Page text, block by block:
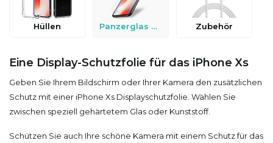
Hüllen Panzerglas & Schutzfolien Zubehör
Eine Display-Schutzfolie für das iPhone Xs
Geben Sie Ihrem Bildschirm oder Ihrer Kamera den zusätzlichen
Schutz mit einer iPhone Xs Displayschutzfolie. Wählen Sie
zwischen speziell gehärtetem Glas oder Kunststoff.
Schützen Sie auch Ihre schöne Kamera mit einem Schutz für das